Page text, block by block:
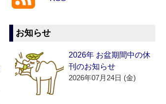
お知らせ
2026年 お盆期間中の休
刊のお知らせ
2026年07月24日 (金)